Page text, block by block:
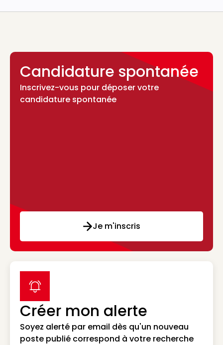
Candidature spontanée
Inscrivez-vous pour déposer votre
candidature spontanée
Je m'inscris
Créer mon alerte
Soyez alerté par email dès qu'un nouveau
poste publié correspond à votre recherche
label icon